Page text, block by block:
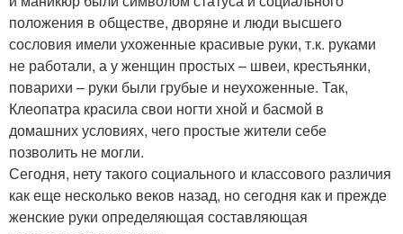
положения в обществе, дворяне и люди высшего
сословия имели ухоженные красивые руки, т.к. руками
не работали, а у женщин простых – швеи, крестьянки,
поварихи – руки были грубые и неухоженные. Так,
Клеопатра красила свои ногти хной и басмой в
домашних условиях, чего простые жители себе
позволить не могли.
Сегодня, нету такого социального и классового различия
как еще несколько веков назад, но сегодня как и прежде
женские руки определяющая составляющая